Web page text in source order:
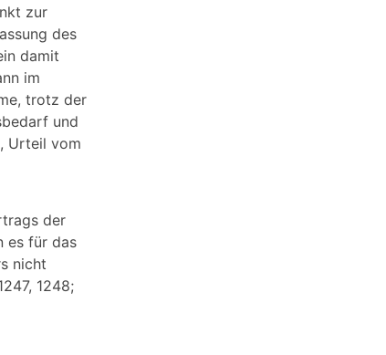
zur
des
damit
im
trotz der
und
Urteil vom
der
es für das
nicht
1248;